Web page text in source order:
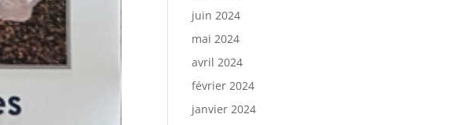
juin 2024
mai 2024
avril 2024
février 2024
janvier 2024